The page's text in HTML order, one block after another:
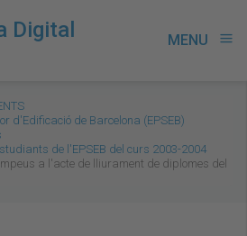
Digital
MENU menu
d'Edificació de Barcelona (EPSEB)
de l'EPSEB del curs 2003-2004
a l'acte de lliurament de diplomes del